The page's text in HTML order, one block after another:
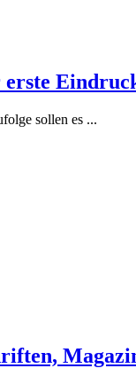
erste
sollen es ...